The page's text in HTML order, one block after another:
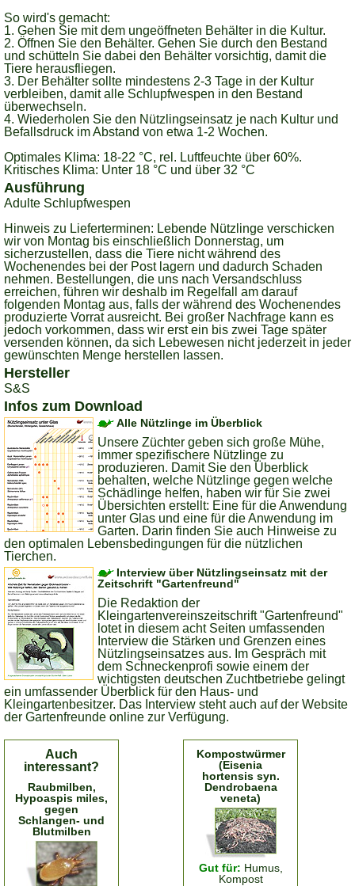
So wird's gemacht:
1. Gehen Sie mit dem ungeöffneten Behälter in die Kultur.
2. Öffnen Sie den Behälter. Gehen Sie durch den Bestand
und schütteln Sie dabei den Behälter vorsichtig, damit die
Tiere herausfliegen.
3. Der Behälter sollte mindestens 2-3 Tage in der Kultur
verbleiben, damit alle Schlupfwespen in den Bestand
überwechseln.
4. Wiederholen Sie den Nützlingseinsatz je nach Kultur und
Befallsdruck im Abstand von etwa 1-2 Wochen.
Optimales Klima: 18-22 °C, rel. Luftfeuchte über 60%.
Kritisches Klima: Unter 18 °C und über 32 °C
Ausführung
Adulte Schlupfwespen
Hinweis zu Lieferterminen: Lebende Nützlinge verschicken
wir von Montag bis einschließlich Donnerstag, um
sicherzustellen, dass die Tiere nicht während des
Wochenendes bei der Post lagern und dadurch Schaden
nehmen. Bestellungen, die uns nach Versandschluss
erreichen, führen wir deshalb im Regelfall am darauf
folgenden Montag aus, falls der während des Wochenendes
produzierte Vorrat ausreicht. Bei großer Nachfrage kann es
jedoch vorkommen, dass wir erst ein bis zwei Tage später
versenden können, da sich Lebewesen nicht jederzeit in jeder
gewünschten Menge herstellen lassen.
Hersteller
S&S
Infos zum Download
Alle Nützlinge im Überblick
Unsere Züchter geben sich große Mühe,
immer spezifischere Nützlinge zu
produzieren. Damit Sie den Überblick
behalten, welche Nützlinge gegen welche
Schädlinge helfen, haben wir für Sie zwei
Übersichten erstellt: Eine für die Anwendung
unter Glas und eine für die Anwendung im
Garten. Darin finden Sie auch Hinweise zu
den optimalen Lebensbedingungen für die nützlichen
Tierchen.
Interview über Nützlingseinsatz mit der
Zeitschrift "Gartenfreund"
Die Redaktion der
Kleingartenvereinszeitschrift "Gartenfreund"
lotet in diesem acht Seiten umfassenden
Interview die Stärken und Grenzen eines
Nützlingseinsatzes aus. Im Gespräch mit
dem Schneckenprofi sowie einem der
wichtigsten deutschen Zuchtbetriebe gelingt
ein umfassender Überblick für den Haus- und
Kleingartenbesitzer. Das Interview steht auch auf der Website
der Gartenfreunde online zur Verfügung.
Auch
interessant?
Raubmilben,
Hypoaspis miles,
gegen
Schlangen- und
Blutmilben
Kompostwürmer
(Eisenia
hortensis syn.
Dendrobaena
veneta)
Gut für: Humus,
Kompost